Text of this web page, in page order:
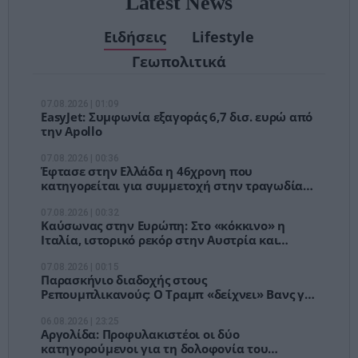
Ειδήσεις
Lifestyle
Γεωπολιτικά
EasyJet: Συμφωνία εξαγοράς 6,7 δισ. ευρώ από
την Apollo
Έφτασε στην Ελλάδα η 46χρονη που
κατηγορείται για συμμετοχή στην τραγωδία
Καύσωνας στην Ευρώπη: Στο «κόκκινο» η
Ιταλία, ιστορικό ρεκόρ στην Αυστρία και
Παρασκήνιο διαδοχής στους
Ρεπουμπλικανούς: Ο Τραμπ «δείχνει» Βανς για
Αργολίδα: Προφυλακιστέοι οι δύο
κατηγορούμενοι για τη δολοφονία του